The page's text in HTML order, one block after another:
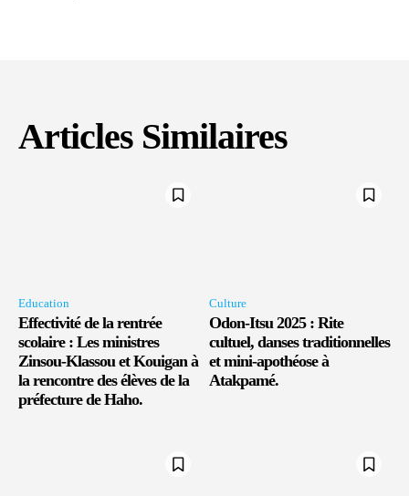
Articles Similaires
Education
Effectivité de la rentrée
scolaire : Les ministres
Zinsou-Klassou et Kouigan à
la rencontre des élèves de la
préfecture de Haho.
Culture
Odon-Itsu 2025 : Rite
cultuel, danses traditionnelles
et mini-apothéose à
Atakpamé.